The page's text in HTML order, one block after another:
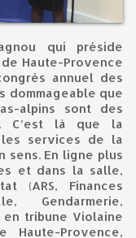
Haute-Provence
annuel des
dommageable que
alpins sont des
C’est là que la
services de la
En ligne plus
et dans la salle,
(ARS, Finances
Gendarmerie,
tribune Violaine
Provence,